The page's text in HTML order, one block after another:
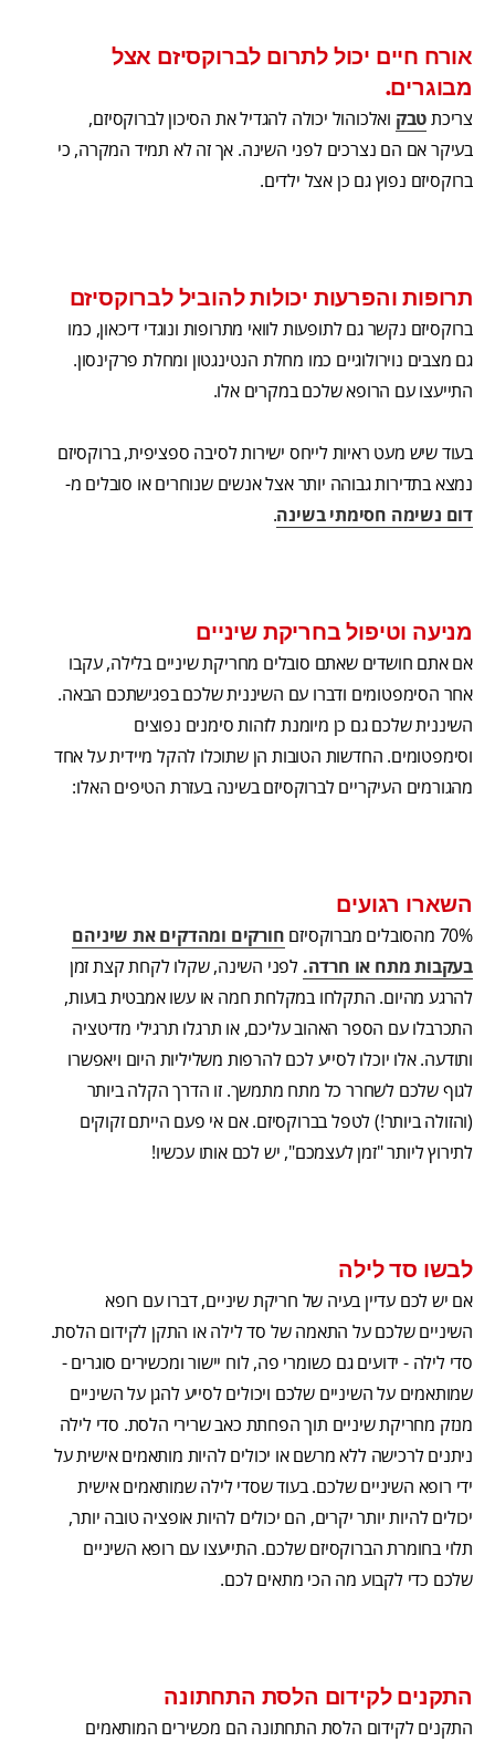
אורח חיים יכול לתרום לברוקסיזם אצל
מבוגרים.
צריכתטבק ואלכוהול יכולה להגדיל את הסיכון לברוקסיזם,
בעיקר אם הם נצרכים לפני השינה. אך זה לא תמיד המקרה, כי
ברוקסיזם נפוץ גם כן אצל ילדים.
תרופות והפרעות יכולות להוביל לברוקסיזם
ברוקסיזם נקשר גם לתופעות לוואי מתרופות ונוגדי דיכאון, כמו
גם מצבים נוירולוגיים כמו מחלת הנטינגטון ומחלת פרקינסון.
התייעצו עם הרופא שלכם במקרים אלו.
בעוד שיש מעט ראיות לייחס ישירות לסיבה ספציפית, ברוקסיזם
נמצא בתדירות גבוהה יותר אצל אנשים שנוחרים או סובלים מ-
דום נשימה חסימתי בשינה.
מניעה וטיפול בחריקת שיניים
אם אתם חושדים שאתם סובלים מחריקת שיניים בלילה, עקבו
אחר הסימפטומים ודברו עם השיננית שלכם בפגישתכם הבאה.
השיננית שלכם גם כן מיומנת לזהות סימנים נפוצים
וסימפטומים. החדשות הטובות הן שתוכלו להקל מיידית על אחד
מהגורמים העיקריים לברוקסיזם בשינה בעזרת הטיפים האלו:
השארו רגועים
70% מהסובלים מברוקסיזם
חורקים ומהדקים את שיניהם
בעקבות מתח או חרדה. לפני השינה, שקלו לקחת קצת זמן
להרגע מהיום. התקלחו במקלחת חמה או עשו אמבטית בועות,
התכרבלו עם הספר האהוב עליכם, או תרגלו תרגילי מדיטציה
ותודעה. אלו יוכלו לסייע לכם להרפות משליליות היום ויאפשרו
לגוף שלכם לשחרר כל מתח מתמשך. זו הדרך הקלה ביותר
(והזולה ביותר!) לטפל בברוקסיזם. אם אי פעם הייתם זקוקים
לתירוץ ליותר "זמן לעצמכם", יש לכם אותו עכשיו!
לבשו סד לילה
אם יש לכם עדיין בעיה של חריקת שיניים, דברו עם רופא
השיניים שלכם על התאמה של סד לילה או התקן לקידום הלסת.
סדי לילה - ידועים גם כשומרי פה, לוח יישור ומכשירים סוגרים -
שמותאמים על השיניים שלכם ויכולים לסייע להגן על השיניים
מנזק מחריקת שיניים תוך הפחתת כאב שרירי הלסת. סדי לילה
ניתנים לרכישה ללא מרשם או יכולים להיות מותאמים אישית על
ידי רופא השיניים שלכם. בעוד שסדי לילה שמותאמים אישית
יכולים להיות יותר יקרים, הם יכולים להיות אופציה טובה יותר,
תלוי בחומרת הברוקסיזם שלכם. התייעצו עם רופא השיניים
שלכם כדי לקבוע מה הכי מתאים לכם.
התקנים לקידום הלסת התחתונה
התקנים לקידום הלסת התחתונה הם מכשירים המותאמים